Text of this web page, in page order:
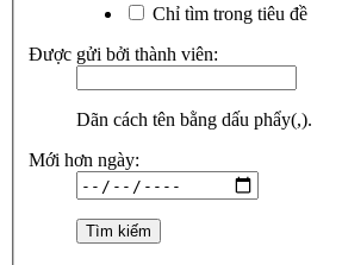
Chỉ tìm trong tiêu đề
Được gửi bởi thành viên:
Dãn cách tên bằng dấu phẩy(,).
Mới hơn ngày: